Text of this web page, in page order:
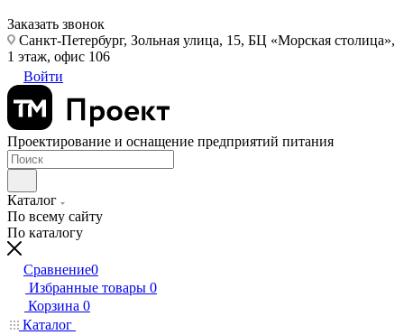
Заказать звонок
Санкт-Петербург, Зольная улица, 15, БЦ «Морская столица»,
1 этаж, офис 106
Войти
Проектирование и оснащение предприятий питания
Каталог
По всему сайту
По каталогу
Сравнение0
Избранные товары 0
Корзина 0
Каталог